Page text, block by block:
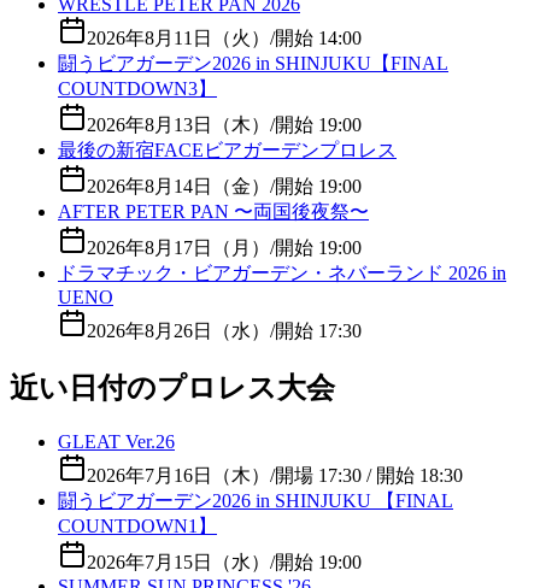
2026年8月11日（火） /開始 14:00
闘うビアガーデン2026 in SHINJUKU【FINAL
COUNTDOWN3】
2026年8月13日（木） /開始 19:00
最後の新宿FACEビアガーデンプロレス
2026年8月14日（金） /開始 19:00
AFTER PETER PAN 〜両国後夜祭〜
2026年8月17日（月） /開始 19:00
ドラマチック・ビアガーデン・ネバーランド 2026 in
UENO
2026年8月26日（水） /開始 17:30
近い日付のプロレス大会
GLEAT Ver.26
2026年7月16日（木） /開場 17:30 / 開始 18:30
闘うビアガーデン2026 in SHINJUKU 【FINAL
COUNTDOWN1】
2026年7月15日（水） /開始 19:00